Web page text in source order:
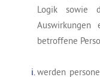
Logik sowie
betroffene
werden